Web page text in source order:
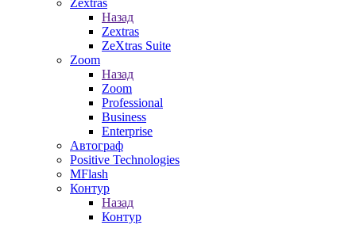
Zextras
Назад
Zextras
ZeXtras Suite
Zoom
Назад
Zoom
Professional
Business
Enterprise
Автограф
Positive Technologies
MFlash
Контур
Назад
Контур